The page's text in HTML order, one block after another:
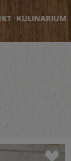
KULINARIUM